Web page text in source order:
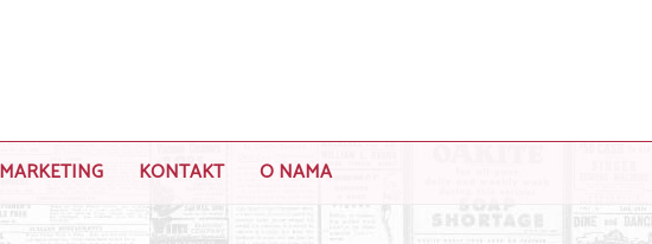
MARKETING KONTAKT O NAMA